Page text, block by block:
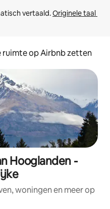
vertaald. Originele taal
ruimte op Airbnb zetten
Hooglanden -
woningen en meer op